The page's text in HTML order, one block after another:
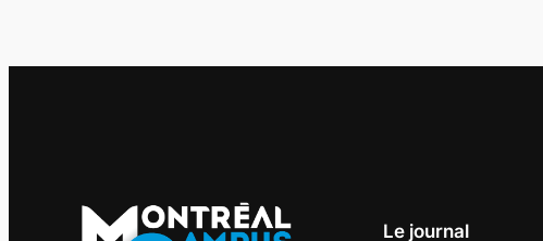
Le journal